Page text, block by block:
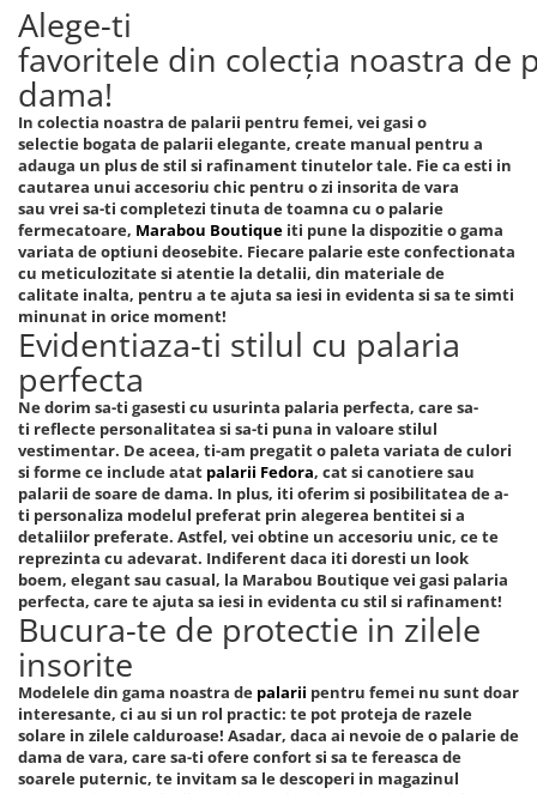
Alege-ti
favoritele din colecția noastra de
dama!
In colectia noastra de palarii pentru femei, vei gasi o
selectie bogata de palarii elegante, create manual pentru a
adauga un plus de stil si rafinament tinutelor tale. Fie ca esti in
cautarea unui accesoriu chic pentru o zi insorita de vara
sau vrei sa-ti completezi tinuta de toamna cu o palarie
fermecatoare, Marabou Boutique iti pune la dispozitie o gama
variata de optiuni deosebite. Fiecare palarie este confectionata
cu meticulozitate si atentie la detalii, din materiale de
calitate inalta, pentru a te ajuta sa iesi in evidenta si sa te simti
minunat in orice moment!
Evidentiaza-ti stilul cu palaria
perfecta
Ne dorim sa-ti gasesti cu usurinta palaria perfecta, care sa-
ti reflecte personalitatea si sa-ti puna in valoare stilul
vestimentar. De aceea, ti-am pregatit o paleta variata de culori
si forme ce include atat palarii Fedora, cat si canotiere sau
palarii de soare de dama. In plus, iti oferim si posibilitatea de a-
ti personaliza modelul preferat prin alegerea bentitei si a
detaliilor preferate. Astfel, vei obtine un accesoriu unic, ce te
reprezinta cu adevarat. Indiferent daca iti doresti un look
boem, elegant sau casual, la Marabou Boutique vei gasi palaria
perfecta, care te ajuta sa iesi in evidenta cu stil si rafinament!
Bucura-te de protectie in zilele
insorite
Modelele din gama noastra de palarii pentru femei nu sunt doar
interesante, ci au si un rol practic: te pot proteja de razele
solare in zilele calduroase! Asadar, daca ai nevoie de o palarie de
dama de vara, care sa-ti ofere confort si sa te fereasca de
soarele puternic, te invitam sa le descoperi in magazinul